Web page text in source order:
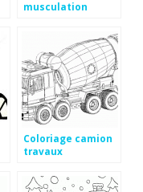
musculation
Coloriage camion
travaux